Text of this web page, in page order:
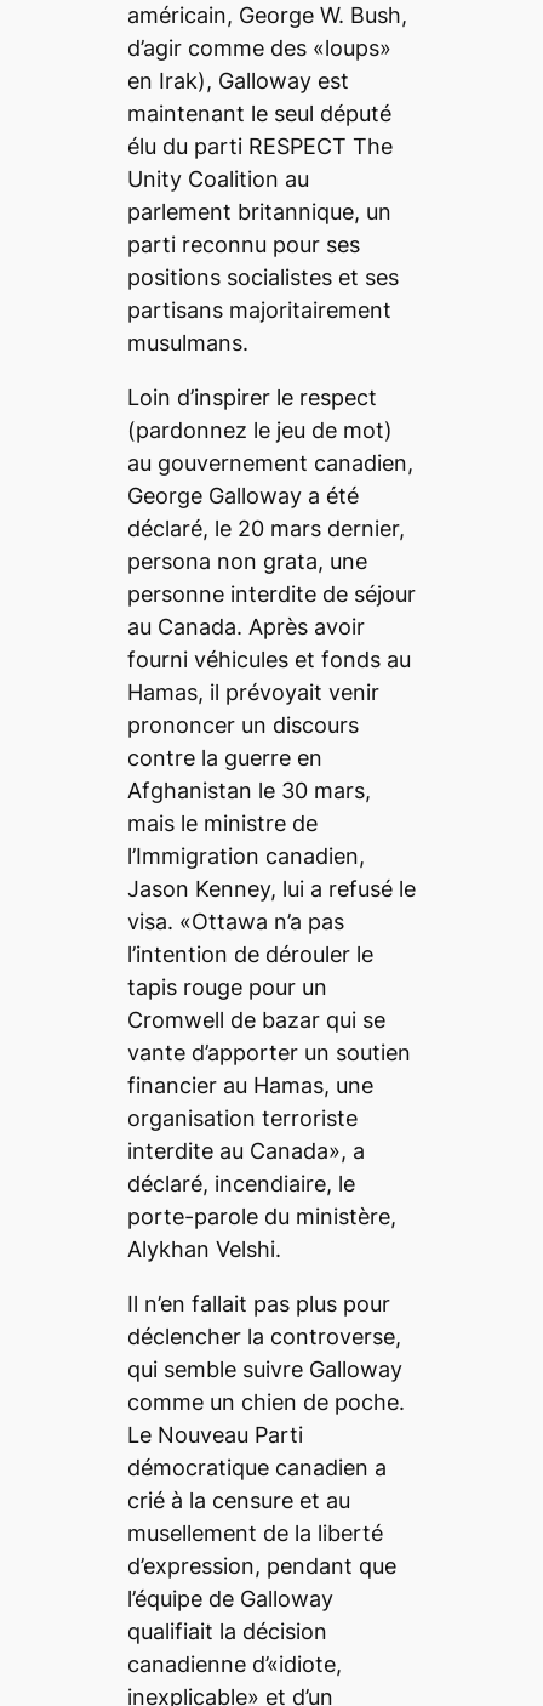
américain, George W. Bush,
d’agir comme des «loups»
en Irak), Galloway est
maintenant le seul député
élu du parti RESPECT The
Unity Coalition au
parlement britannique, un
parti reconnu pour ses
positions socialistes et ses
partisans majoritairement
musulmans.
Loin d’inspirer le respect
(pardonnez le jeu de mot)
au gouvernement canadien,
George Galloway a été
déclaré, le 20 mars dernier,
persona non grata, une
personne interdite de séjour
au Canada. Après avoir
fourni véhicules et fonds au
Hamas, il prévoyait venir
prononcer un discours
contre la guerre en
Afghanistan le 30 mars,
mais le ministre de
l’Immigration canadien,
Jason Kenney, lui a refusé le
visa. «Ottawa n’a pas
l’intention de dérouler le
tapis rouge pour un
Cromwell de bazar qui se
vante d’apporter un soutien
financier au Hamas, une
organisation terroriste
interdite au Canada», a
déclaré, incendiaire, le
porte-parole du ministère,
Alykhan Velshi.
Il n’en fallait pas plus pour
déclencher la controverse,
qui semble suivre Galloway
comme un chien de poche.
Le Nouveau Parti
démocratique canadien a
crié à la censure et au
musellement de la liberté
d’expression, pendant que
l’équipe de Galloway
qualifiait la décision
canadienne d’«idiote,
inexplicable» et d’un